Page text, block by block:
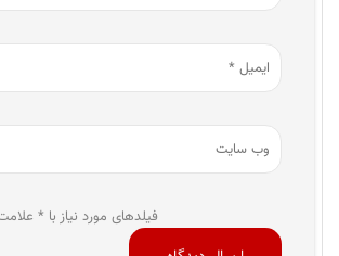
فیلدهای مورد نیاز با *